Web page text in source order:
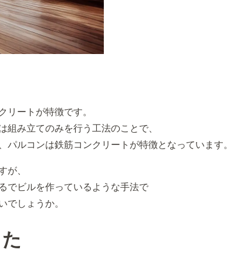
ートが特徴です。
み立てのみを行う工法のことで、
ルコンは鉄筋コンクリートが特徴となっています。
、
でビルを作っているような手法で
しょうか。